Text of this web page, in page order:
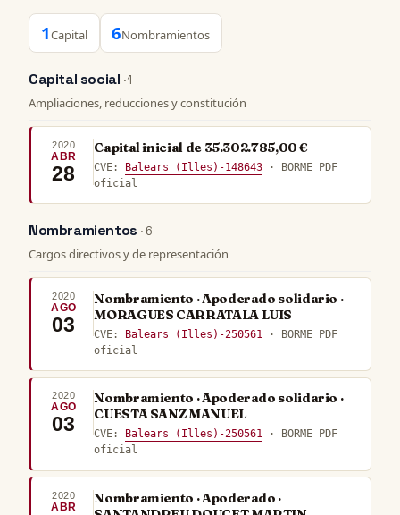
1Capital 6Nombramientos
Capital social · 1
Ampliaciones, reducciones y constitución
2020
ABR
28
Capital inicial de 35.302.785,00 €
CVE: Balears (Illes)-148643 · BORME PDF
oficial
Nombramientos · 6
Cargos directivos y de representación
2020
AGO
03
Nombramiento · Apoderado solidario ·
MORAGUES CARRATALA LUIS
CVE: Balears (Illes)-250561
· BORME PDF
oficial
2020
AGO
03
Nombramiento · Apoderado solidario ·
CUESTA SANZ MANUEL
CVE: Balears (Illes)-250561 · BORME PDF
oficial
2020
ABR
Nombramiento · Apoderado ·